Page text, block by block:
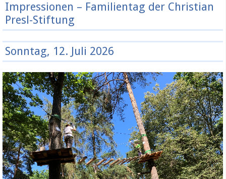
Impressionen – Familientag der Christian
Presl-Stiftung
Sonntag, 12. Juli 2026